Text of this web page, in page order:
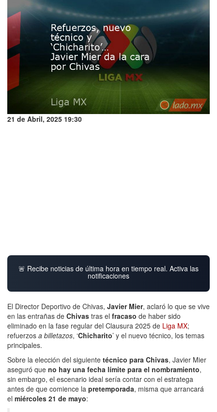
21 de Abril, 2025 19:30
🚨 Recibe noticias de última hora en tiempo real. Activa las
notificaciones
El Director Deportivo de Chivas, Javier Mier, aclaró lo que se vive
en las entrañas de Chivas tras el fracaso de haber sido
eliminado en la fase regular del Clausura 2025 de Liga MX;
refuerzos a billetazos, ‘Chicharito’ y el nuevo técnico, los temas
principales.
Sobre la elección del siguiente técnico para Chivas, Javier Mier
aseguró que no hay una fecha límite para el nombramiento,
sin embargo, el escenario ideal sería contar con el estratega
antes de que comience la pretemporada, misma que arrancará
el miércoles 21 de mayo: